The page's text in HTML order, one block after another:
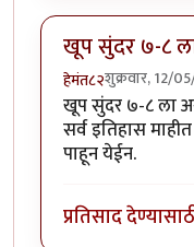
खूप सुंदर ७-८
हेमंत८२शुक्रवार, 12/
खूप सुंदर ७-८ ला
सर्व इतिहास
पाहून येईन.
प्रतिसाद